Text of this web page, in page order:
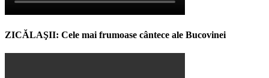
ZICĂLAŞII: Cele mai frumoase cântece ale Bucovinei